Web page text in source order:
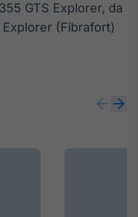
GTS Explorer, da
(Fibrafort)